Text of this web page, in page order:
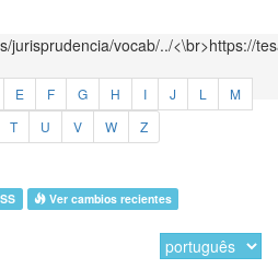
jurisprudencia/vocab/../<\br>https://
E F G H I J L
M
T U V W Z
Ver cambios recientes